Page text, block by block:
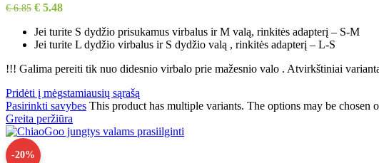
€6.85 € 5.48
Jei turite S dydžio prisukamus virbalus ir M valą, rinkitės adapterį – S-M
Jei turite L dydžio virbalus ir S dydžio valą , rinkitės adapterį – L-S
!!! Galima pereiti tik nuo didesnio virbalo prie mažesnio valo . Atvirkštiniai
Pridėti į mėgstamiausių sąrašą
Pasirinkti savybes This product has multiple variants. The options may be chosen
Greita peržiūra
-20%